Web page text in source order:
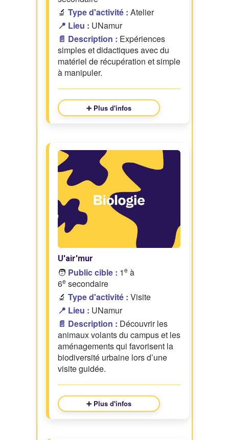
🔬 Type d'activité : Atelier
📍 Lieu : UNamur
📄 Description : Expériences
simples et didactiques avec du
matériel de récupération et simple
à manipuler.
➕ Plus d'infos
U'air'mur
🧑 Public cible : 1e à
6e secondaire
🔬 Type d'activité : Visite
📍 Lieu : UNamur
📄 Description : Découvrir les
animaux volants du campus et les
aménagements qui favorisent la
biodiversité urbaine lors d’une
visite guidée.
➕ Plus d'infos